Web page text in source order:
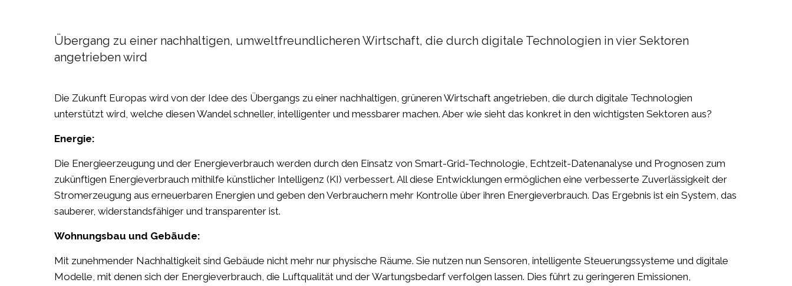
Übergang zu einer nachhaltigen, umweltfreundlicheren Wirtschaft, die durch digitale Technologien in vier Sektoren
angetrieben wird
Die Zukunft Europas wird von der Idee des Übergangs zu einer nachhaltigen, grüneren Wirtschaft angetrieben, die durch digitale Technologien
unterstützt wird, welche diesen Wandel schneller, intelligenter und messbarer machen. Aber wie sieht das konkret in den wichtigsten Sektoren aus?
Energie:
Die Energieerzeugung und der Energieverbrauch werden durch den Einsatz von Smart-Grid-Technologie, Echtzeit-Datenanalyse und Prognosen zum
zukünftigen Energieverbrauch mithilfe künstlicher Intelligenz (KI) verbessert. All diese Entwicklungen ermöglichen eine verbesserte Zuverlässigkeit der
Stromerzeugung aus erneuerbaren Energien und geben den Verbrauchern mehr Kontrolle über ihren Energieverbrauch. Das Ergebnis ist ein System, das
sauberer, widerstandsfähiger und transparenter ist.
Wohnungsbau und Gebäude:
Mit zunehmender Nachhaltigkeit sind Gebäude nicht mehr nur physische Räume. Sie nutzen nun Sensoren, intelligente Steuerungssysteme und digitale
Modelle, mit denen sich der Energieverbrauch, die Luftqualität und der Wartungsbedarf verfolgen lassen. Dies führt zu geringeren Emissionen,